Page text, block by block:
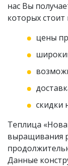
нас Вы
которых
цены
скидки
Теплица
выращивания
Данные